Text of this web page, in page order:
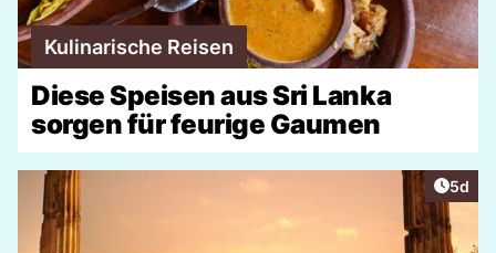
Kulinarische Reisen
Diese Speisen aus Sri Lanka
sorgen für feurige Gaumen
5d